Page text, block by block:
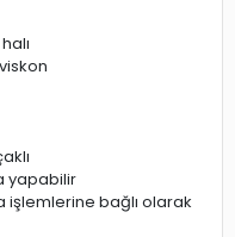
yapabilir
işlemlerine bağlı olarak